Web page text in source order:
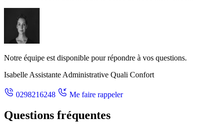
Notre équipe est disponible pour répondre à vos questions.
Isabelle Assistante Administrative Quali Confort
0298216248 Me faire rappeler
Questions fréquentes